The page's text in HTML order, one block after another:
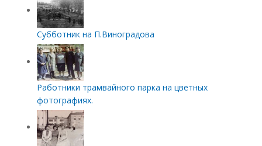
Субботник на П.Виноградова
Работники трамвайного парка на цветных
фотографиях.